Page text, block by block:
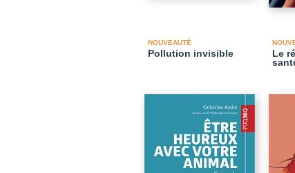
NOUVEAUTÉ
Pollution invisible
Le